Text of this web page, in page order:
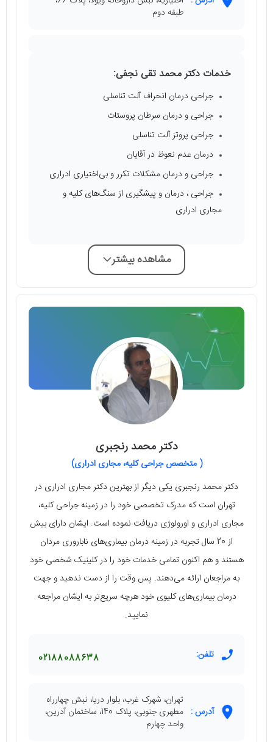
طبقه دوم
خدمات دکتر محمد تقی نجفی:
جراحی درمان انحراف آلت تناسلی
جراحی و درمان سرطان پروستات
جراحی پروتز آلت تناسلی
درمان عدم نعوظ در آقایان
جراحی و درمان مشکلات تکرر و بی‌اختیاری ادراری
جراحی ، درمان و پیشگیری از سنگ‌های کلیه و
مجاری ادراری
مشاهده بیشتر
دکتر محمد رنجبری
( متخصص جراحی کلیه، مجاری ادراری)
دکتر محمد رنجبری یکی دیگر از بهترین دکتر مجاری ادراری در
تهران است که مدرک تخصصی خود را در زمینه جراحی کلیه،
مجاری ادراری و اورولوژی دریافت نموده است. ایشان دارای بیش
از 20 سال تجربه در زمینه درمان بیماری‌های ناباروری مردان
هستند و هم اکنون تمامی خدمات خود را در کلینیک شخصی خود
به مراجعان ارائه می‌دهند. پس وقت را از دست ندهید و جهت
درمان بیماری‌های کلیوی خود هرچه سریع‌تر به ایشان مراجعه
نمایید.
تلفن: 02188088638
آدرس :
تهران، شهرک غرب، بلوار دریا، نبش چهارراه
مطهری جنوبی، پلاک 140، ساختمان آدرین،
واحد چهارم